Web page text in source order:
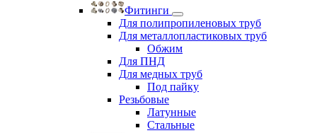
Фитинги
Для полипропиленовых труб
Для металлопластиковых труб
Обжим
Для ПНД
Для медных труб
Под пайку
Резьбовые
Латунные
Cтальные